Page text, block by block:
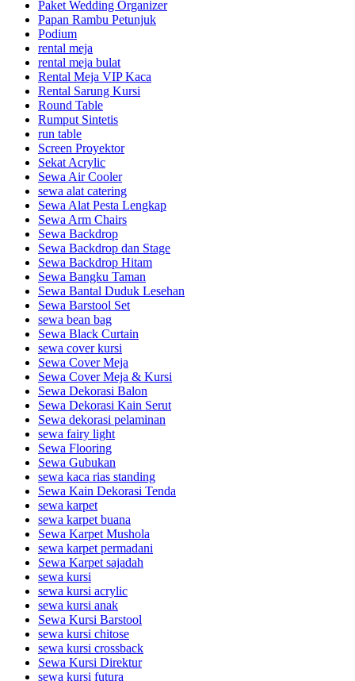
Paket Wedding Organizer
Papan Rambu Petunjuk
Podium
rental meja
rental meja bulat
Rental Meja VIP Kaca
Rental Sarung Kursi
Round Table
Rumput Sintetis
run table
Screen Proyektor
Sekat Acrylic
Sewa Air Cooler
sewa alat catering
Sewa Alat Pesta Lengkap
Sewa Arm Chairs
Sewa Backdrop
Sewa Backdrop dan Stage
Sewa Backdrop Hitam
Sewa Bangku Taman
Sewa Bantal Duduk Lesehan
Sewa Barstool Set
sewa bean bag
Sewa Black Curtain
sewa cover kursi
Sewa Cover Meja
Sewa Cover Meja & Kursi
Sewa Dekorasi Balon
Sewa Dekorasi Kain Serut
Sewa dekorasi pelaminan
sewa fairy light
Sewa Flooring
Sewa Gubukan
sewa kaca rias standing
Sewa Kain Dekorasi Tenda
sewa karpet
sewa karpet buana
Sewa Karpet Mushola
sewa karpet permadani
Sewa Karpet sajadah
sewa kursi
sewa kursi acrylic
sewa kursi anak
Sewa Kursi Barstool
sewa kursi chitose
sewa kursi crossback
Sewa Kursi Direktur
sewa kursi futura